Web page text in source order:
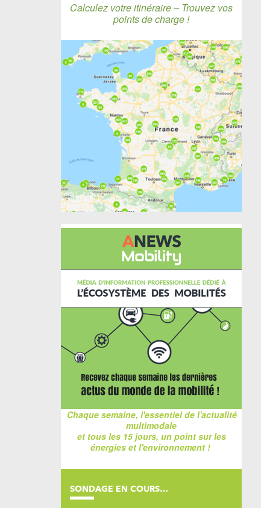
Calculez votre itinéraire – Trouvez vos
points de charge !
Chaque semaine, l'essentiel de l'actualité
multimodale
et tous les 15 jours, un point sur les
énergies et l'environnement !
SONDAGE EN COURS…